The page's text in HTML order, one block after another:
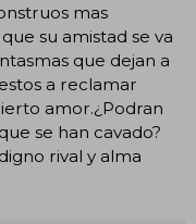
mas
su amistad se va
que dejan a
a reclamar
amor.¿Podran
se han cavado?
rival y alma